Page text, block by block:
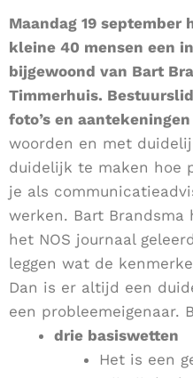
Maandag 19 september
kleine 40 mensen een
bijgewoond van Bart
Timmerhuis.
foto’s en
woorden en met
duidelijk te maken hoe
je als
werken. Bart
het NOS journaal
leggen wat de
Dan is er altijd een
een probleemeigenaar.
drie basiswetten
Het is een